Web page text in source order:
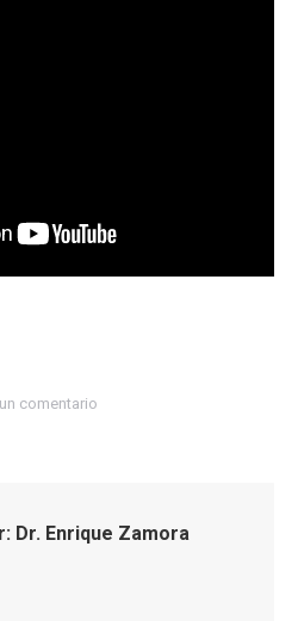
comentario
Dr. Enrique Zamora